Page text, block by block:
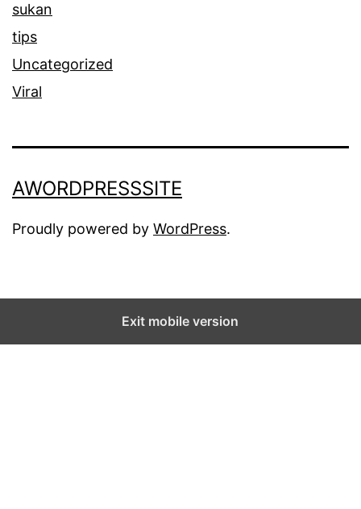
sukan
tips
Uncategorized
Viral
AWORDPRESSSITE
Proudly powered by WordPress.
Exit mobile version